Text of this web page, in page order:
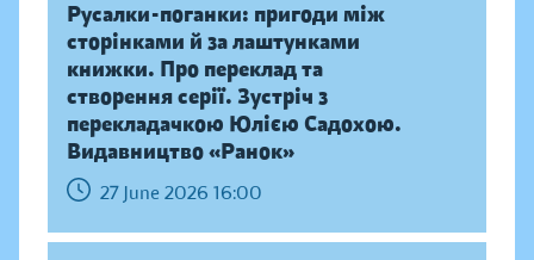
Русалки-поганки: пригоди між
сторінками й за лаштунками
книжки. Про переклад та
створення серії. Зустріч з
перекладачкою Юлією Садохою.
Видавництво «Ранок»
27 June 2026 16:00